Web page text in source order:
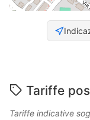
Tariffe
Tariffe indicative